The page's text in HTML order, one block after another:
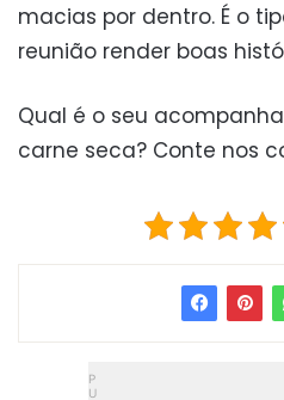
macias por dentro. É o
reunião render boas
Qual é o seu
carne seca? Conte nos